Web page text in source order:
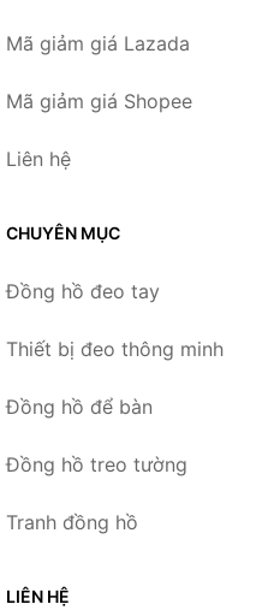
Mã giảm giá Lazada
Mã giảm giá Shopee
Liên hệ
CHUYÊN MỤC
Đồng hồ đeo tay
Thiết bị đeo thông minh
Đồng hồ để bàn
Đồng hồ treo tường
Tranh đồng hồ
LIÊN HỆ